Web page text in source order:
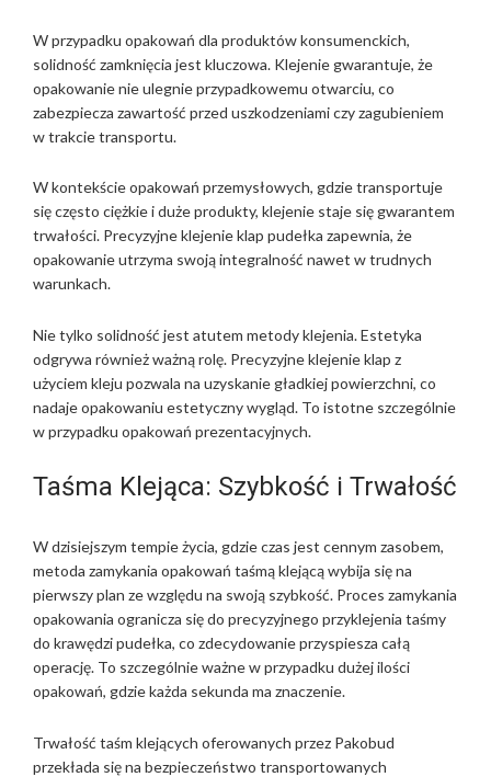
W przypadku opakowań dla produktów konsumenckich,
solidność zamknięcia jest kluczowa. Klejenie gwarantuje, że
opakowanie nie ulegnie przypadkowemu otwarciu, co
zabezpiecza zawartość przed uszkodzeniami czy zagubieniem
w trakcie transportu.
W kontekście opakowań przemysłowych, gdzie transportuje
się często ciężkie i duże produkty, klejenie staje się gwarantem
trwałości. Precyzyjne klejenie klap pudełka zapewnia, że
opakowanie utrzyma swoją integralność nawet w trudnych
warunkach.
Nie tylko solidność jest atutem metody klejenia. Estetyka
odgrywa również ważną rolę. Precyzyjne klejenie klap z
użyciem kleju pozwala na uzyskanie gładkiej powierzchni, co
nadaje opakowaniu estetyczny wygląd. To istotne szczególnie
w przypadku opakowań prezentacyjnych.
Taśma Klejąca: Szybkość i Trwałość
W dzisiejszym tempie życia, gdzie czas jest cennym zasobem,
metoda zamykania opakowań taśmą klejącą wybija się na
pierwszy plan ze względu na swoją szybkość. Proces zamykania
opakowania ogranicza się do precyzyjnego przyklejenia taśmy
do krawędzi pudełka, co zdecydowanie przyspiesza całą
operację. To szczególnie ważne w przypadku dużej ilości
opakowań, gdzie każda sekunda ma znaczenie.
Trwałość taśm klejących oferowanych przez Pakobud
przekłada się na bezpieczeństwo transportowanych